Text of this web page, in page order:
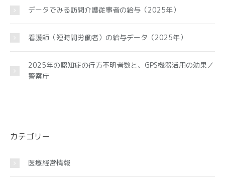
データでみる訪問介護従事者の給与（2025年）
看護師（短時間労働者）の給与データ（2025年）
2025年の認知症の行方不明者数と、GPS機器活用の効果／
警察庁
カテゴリー
医療経営情報